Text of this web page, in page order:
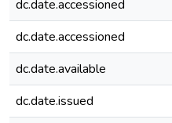
dc.date.accessioned
dc.date.accessioned
dc.date.available
dc.date.issued